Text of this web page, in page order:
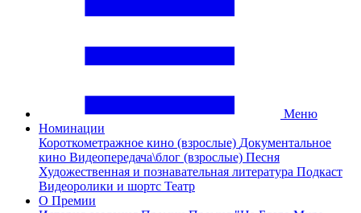
Меню
Номинации
Короткометражное кино (взрослые) Документальное
кино Видеопередача\блог (взрослые) Песня
Художественная и познавательная литература Подкаст
Видеоролики и шортс Театр
О Премии